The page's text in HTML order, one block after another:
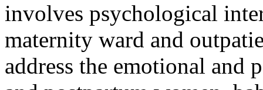
involves psychological
maternity ward and
address the emotional and